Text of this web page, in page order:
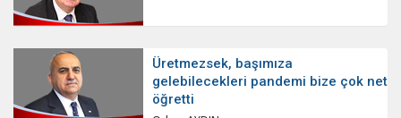
Üretmezsek, başımıza
gelebilecekleri pandemi bize çok net
öğretti